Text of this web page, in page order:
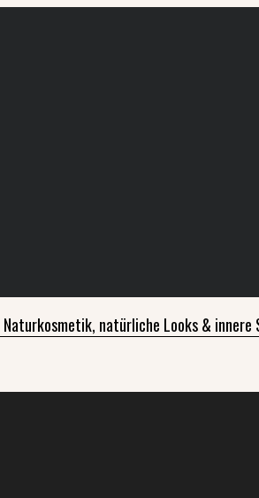
natürliche Looks & innere